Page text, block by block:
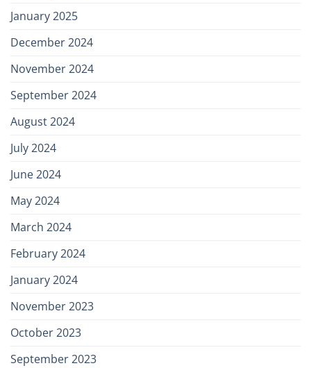
January 2025
December 2024
November 2024
September 2024
August 2024
July 2024
June 2024
May 2024
March 2024
February 2024
January 2024
November 2023
October 2023
September 2023